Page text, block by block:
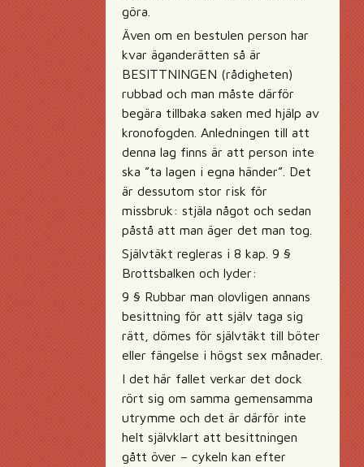
göra.
Även om en bestulen person har
kvar äganderätten så är
BESITTNINGEN (rådigheten)
rubbad och man måste därför
begära tillbaka saken med hjälp av
kronofogden. Anledningen till att
denna lag finns är att person inte
ska ”ta lagen i egna händer”. Det
är dessutom stor risk för
missbruk: stjäla något och sedan
påstå att man äger det man tog.
Självtäkt regleras i 8 kap. 9 §
Brottsbalken och lyder:
9 § Rubbar man olovligen annans
besittning för att själv taga sig
rätt, dömes för självtäkt till böter
eller fängelse i högst sex månader.
I det här fallet verkar det dock
rört sig om samma gemensamma
utrymme och det är därför inte
helt självklart att besittningen
gått över – cykeln kan efter